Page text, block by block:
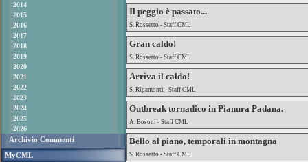
2014
2015
2016
2017
2018
2019
2020
2021
2022
2023
2024
2025
2026
Archivio Commenti
MyCML
Il peggio è passato...
S. Rossetto - Staff CML
Gran caldo!
S. Rossetto - Staff CML
Arriva il caldo!
S. Ripamonti - Staff CML
Outbreak tornadico in Pianura Padana.
A. Bosoni - Staff CML
Bello al piano, temporali in montagna
S. Rossetto - Staff CML